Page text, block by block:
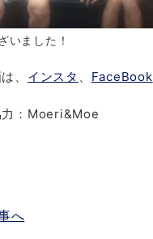
いました！
、 インスタ 、 FaceBook
力：Moeri&Moe
へ